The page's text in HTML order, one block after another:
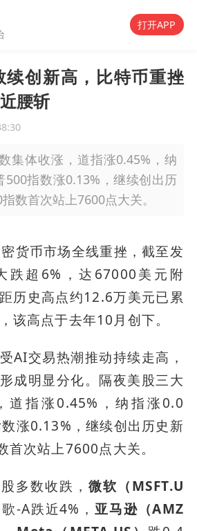
打开APP
续创新高，比特币重挫
腰斩
集体收涨，道指涨0.45%，纳
500指数涨0.13%，继续创出历
数首次站上7600点大关。
货币市场全线重挫，截至发
跌超6%，达67000美元附
历史高点约12.6万美元已累
该高点于去年10月创下。
AI交易热潮推动持续走高，
成明显分化。隔夜美股三大
道指涨0.45%，纳指涨0.0
涨0.13%，继续创出历史新
首次站上7600点大关。
多数收跌， 微软（MSFT.U
-A跌近4%，亚马逊（AMZ